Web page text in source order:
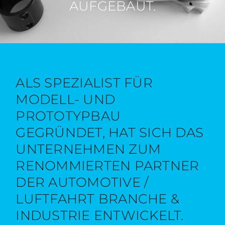
AUFGEBAUT.
ALS SPEZIALIST FÜR
MODELL- UND
PROTOTYPBAU
GEGRÜNDET, HAT SICH DAS
UNTERNEHMEN ZUM
RENOMMIERTEN PARTNER
DER AUTOMOTIVE /
LUFTFAHRT BRANCHE &
INDUSTRIE ENTWICKELT.